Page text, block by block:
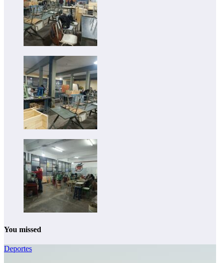
You missed
Deportes